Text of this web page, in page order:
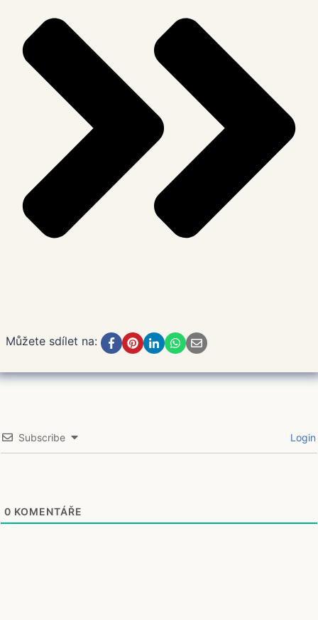
Můžete sdílet na:
Subscribe Login
0 KOMENTÁŘE